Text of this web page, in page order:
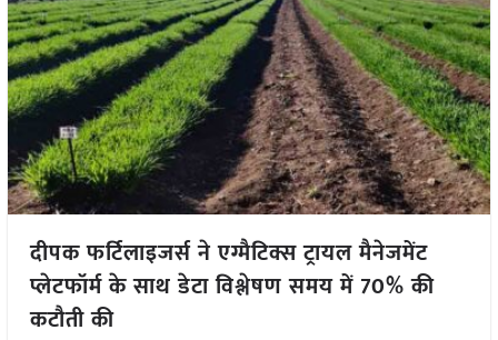
दीपक फर्टिलाइजर्स ने एग्मैटिक्स ट्रायल मैनेजमेंट
प्लेटफॉर्म के साथ डेटा विश्लेषण समय में 70% की
कटौती की